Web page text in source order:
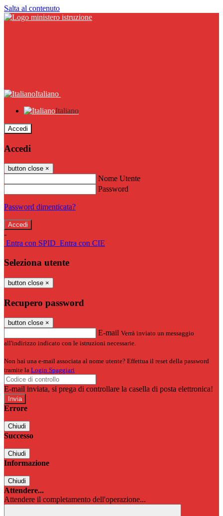
Salta al contenuto
Italiano
Italiano
Accedi
Accedi
button close ×
Nome Utente
Password
Password dimenticata?
-
Entra con SPID Entra con CIE
Seleziona utente
button close ×
Recupero password
button close ×
E-mail Verrà inviato un messaggio
all'indirizzo indicato con le istruzioni necessarie.
Non hai una e-mail associata al nome utente? Effettua il reset della password
tramite la Login Spaggiari
E-mail inviata, si prega di controllare la casella di posta elettronica!
Errore
Chiudi
Successo
Chiudi
Informazione
Chiudi
Attendere...
Attendere il completamento dell'operazione...